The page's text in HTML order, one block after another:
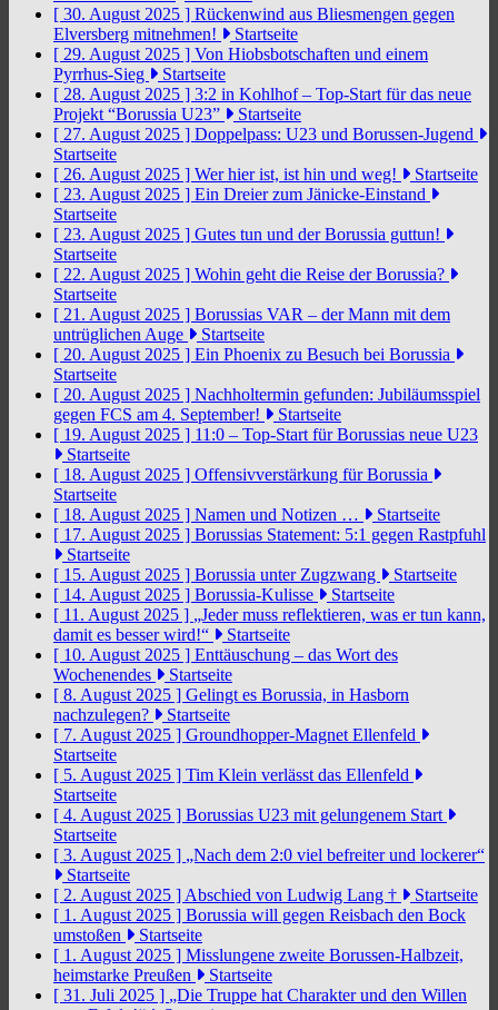
[ 30. August 2025 ] Rückenwind aus Bliesmengen gegen
Elversberg mitnehmen!
Startseite
[ 29. August 2025 ] Von Hiobsbotschaften und einem
Pyrrhus-Sieg
Startseite
[ 28. August 2025 ] 3:2 in Kohlhof – Top-Start für das neue
Projekt “Borussia U23”
Startseite
[ 27. August 2025 ] Doppelpass: U23 und Borussen-Jugend
Startseite
[ 26. August 2025 ] Wer hier ist, ist hin und weg!
Startseite
[ 23. August 2025 ] Ein Dreier zum Jänicke-Einstand
Startseite
[ 23. August 2025 ] Gutes tun und der Borussia guttun!
Startseite
[ 22. August 2025 ] Wohin geht die Reise der Borussia?
Startseite
[ 21. August 2025 ] Borussias VAR – der Mann mit dem
untrüglichen Auge
Startseite
[ 20. August 2025 ] Ein Phoenix zu Besuch bei Borussia
Startseite
[ 20. August 2025 ] Nachholtermin gefunden: Jubiläumsspiel
gegen FCS am 4. September!
Startseite
[ 19. August 2025 ] 11:0 – Top-Start für Borussias neue U23
Startseite
[ 18. August 2025 ] Offensivverstärkung für Borussia
Startseite
[ 18. August 2025 ] Namen und Notizen …
Startseite
[ 17. August 2025 ] Borussias Statement: 5:1 gegen Rastpfuhl
Startseite
[ 15. August 2025 ] Borussia unter Zugzwang
Startseite
[ 14. August 2025 ] Borussia-Kulisse
Startseite
[ 11. August 2025 ] „Jeder muss reflektieren, was er tun kann,
damit es besser wird!“
Startseite
[ 10. August 2025 ] Enttäuschung – das Wort des
Wochenendes
Startseite
[ 8. August 2025 ] Gelingt es Borussia, in Hasborn
nachzulegen?
Startseite
[ 7. August 2025 ] Groundhopper-Magnet Ellenfeld
Startseite
[ 5. August 2025 ] Tim Klein verlässt das Ellenfeld
Startseite
[ 4. August 2025 ] Borussias U23 mit gelungenem Start
Startseite
[ 3. August 2025 ] „Nach dem 2:0 viel befreiter und lockerer“
Startseite
[ 2. August 2025 ] Abschied von Ludwig Lang †
Startseite
[ 1. August 2025 ] Borussia will gegen Reisbach den Bock
umstoßen
Startseite
[ 1. August 2025 ] Misslungene zweite Borussen-Halbzeit,
heimstarke Preußen
Startseite
[ 31. Juli 2025 ] „Die Truppe hat Charakter und den Willen